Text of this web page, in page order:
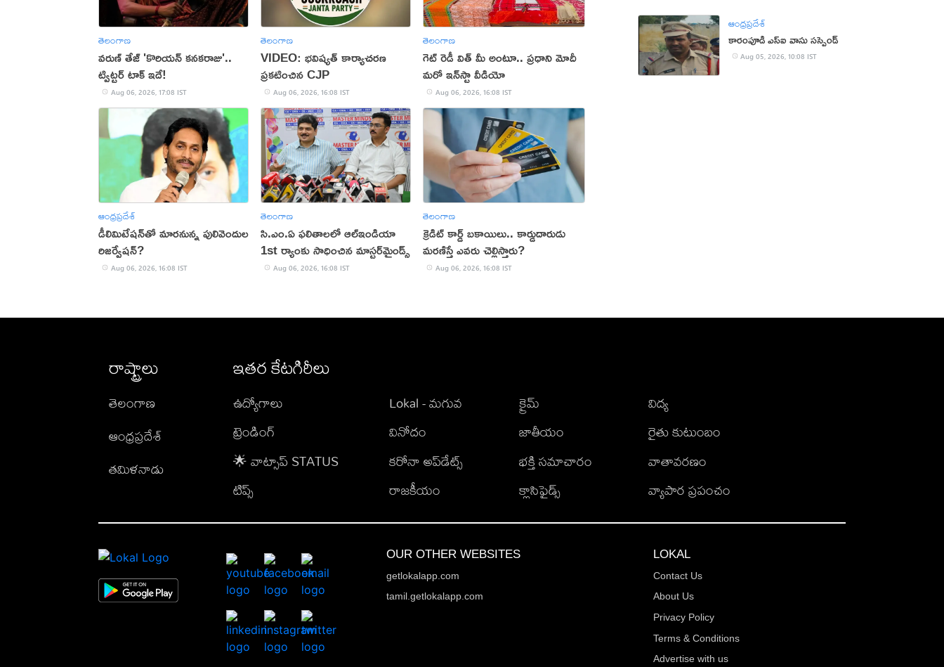
తెలంగాణ
వరుణ్ తేజ్ 'కొరియన్ కనకరాజు'..
ట్విట్టర్ టాక్ ఇదే!
Aug 06, 2026, 17:08 IST
తెలంగాణ
VIDEO: భవిష్యత్ కార్యాచరణ
ప్రకటించిన CJP
Aug 06, 2026, 16:08 IST
తెలంగాణ
గెట్ రెడీ విత్ మీ అంటూ.. ప్రధాని మోదీ
మరో ఇన్‌స్టా వీడియో
Aug 06, 2026, 16:08 IST
ఆంధ్రప్రదేశ్
డీలిమిటేషన్‌తో మారనున్న పులివెందుల
రిజర్వేషన్?
Aug 06, 2026, 16:08 IST
తెలంగాణ
సి.ఎం.ఏ ఫలితాలలో ఆల్ఇండియా
1st ర్యాంకు సాధించిన మాస్టర్‌మైండ్స్
Aug 06, 2026, 16:08 IST
తెలంగాణ
క్రెడిట్ కార్డ్ బకాయిలు.. కార్డుదారుడు
మరణిస్తే ఎవరు చెల్లిస్తారు?
Aug 06, 2026, 16:08 IST
ఆంధ్రప్రదేశ్
కారంపూడి ఎస్ఐ వాసు స‌స్పెండ్‌
Aug 05, 2026, 10:08 IST
రాష్ట్రాలు
తెలంగాణ
ఆంధ్రప్రదేశ్
తమిళనాడు
ఇతర కేటగిరీలు
ఉద్యోగాలు
ట్రెండింగ్
🌟 వాట్సాప్ STATUS
టిప్స్
Lokal - మగువ
వినోదం
కరోనా అప్‌డేట్స్
రాజకీయం
క్రైమ్
జాతీయం
భక్తి సమాచారం
క్లాసిఫైడ్స్
విద్య
రైతు కుటుంబం
వాతావరణం
వ్యాపార ప్రపంచం
OUR OTHER WEBSITES
getlokalapp.com
tamil.getlokalapp.com
LOKAL
Contact Us
About Us
Privacy Policy
Terms & Conditions
Advertise with us